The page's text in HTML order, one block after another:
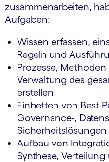
zusammenarbeiten,
Aufgaben:
Wissen erfassen,
Regeln und
Prozesse,
Verwaltung des
erstellen
Einbetten von Best
Governance-,
Aufbau von
Synthese,